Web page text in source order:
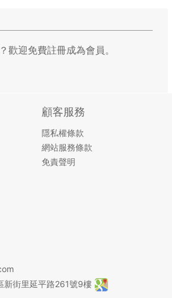
歡迎免費註冊成為會員。
顧客服務
隱私權條款
網站服務條款
免責聲明
新街里延平路261號9樓